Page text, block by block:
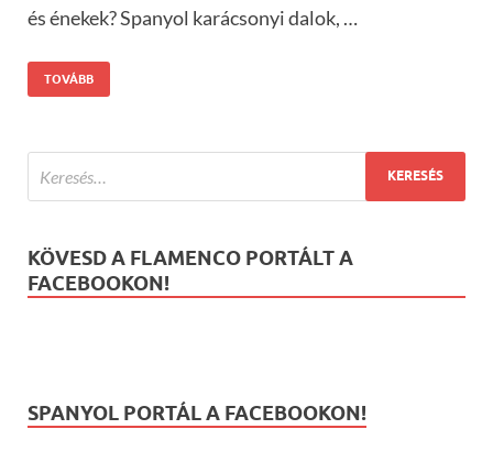
és énekek? Spanyol karácsonyi dalok, …
TOVÁBB
KÖVESD A FLAMENCO PORTÁLT A
FACEBOOKON!
SPANYOL PORTÁL A FACEBOOKON!